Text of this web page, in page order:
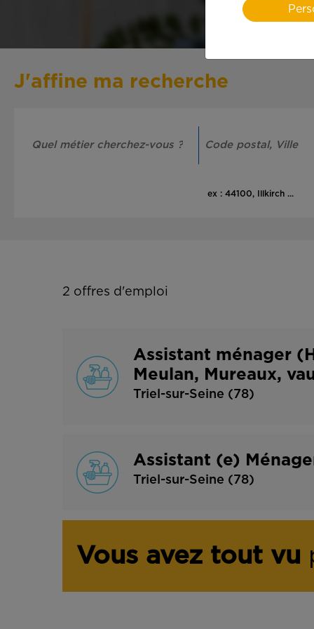
J'affine ma recherche
ex : 44100, Illkirch ...
2 offres d'emploi
Assistant ménager
Meulan, Mureaux,
Triel-sur-Seine (78)
Assistant (e)
Triel-sur-Seine (78)
Vous avez tout vu